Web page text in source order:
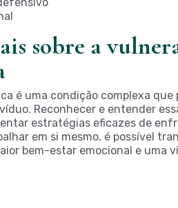
sobre a
é uma condição complexa que
Reconhecer e entender
estratégias eficazes de
em si mesmo, é possível
bem-estar emocional e uma